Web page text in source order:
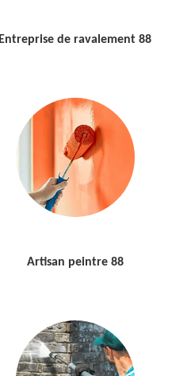
Entreprise de ravalement 88
Artisan peintre 88